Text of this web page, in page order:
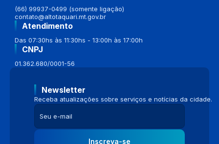
(66) 99937-0499 (somente ligação)
contato@altotaquari.mt.gov.br
Atendimento
Das 07:30hs às 11:30hs - 13:00h às 17:00h
CNPJ
01.362.680/0001-56
Newsletter
Receba atualizações sobre serviços e notícias da cidade.
Inscreva-se